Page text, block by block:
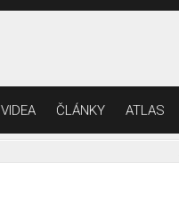
VIDEA ČLÁNKY ATLAS